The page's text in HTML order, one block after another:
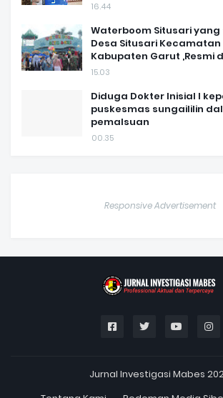
16.44
Waterboom Situsari
Desa Situsari Kecamatan
Kabupaten Garut ,Resmi
15.03
Diduga Dokter Inisial I
puskesmas sungaililin
pemalsuan
00.35
Responsive Advertisement
Jurnal Investigasi Mabes